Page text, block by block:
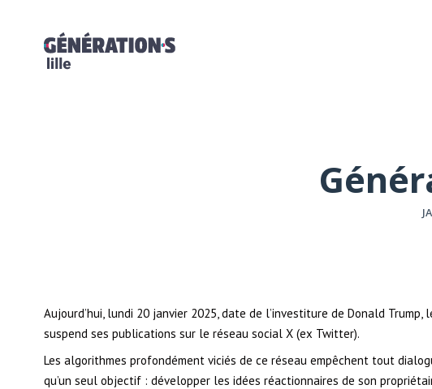
Aujourd’hui, lundi 20 janvier 2025, date de l’investiture de Donald Trump,
suspend ses publications sur le réseau social X (ex Twitter).
Les algorithmes profondément viciés de ce réseau empêchent tout
qu’un seul objectif : développer les idées réactionnaires de son